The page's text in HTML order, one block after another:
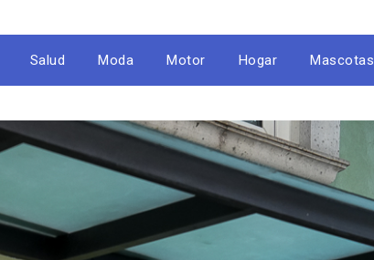
Salud Moda Motor Hogar Mascotas